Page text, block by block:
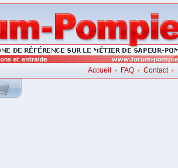
Accueil • FAQ• Contact•